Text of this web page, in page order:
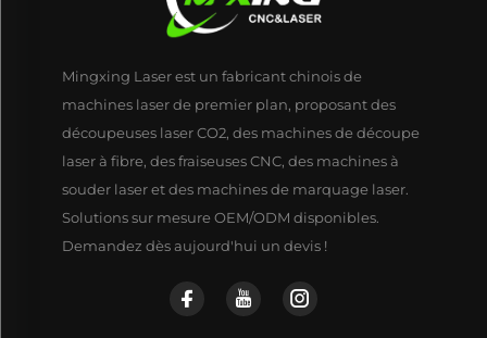
Mingxing Laser est un fabricant chinois de
machines laser de premier plan, proposant des
découpeuses laser CO2, des machines de découpe
laser à fibre, des fraiseuses CNC, des machines à
souder laser et des machines de marquage laser.
Solutions sur mesure OEM/ODM disponibles.
Demandez dès aujourd'hui un devis !